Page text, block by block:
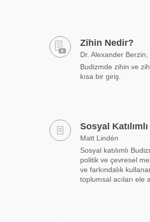
Zihin Nedir?
Dr. Alexander
Budizmde zihin ve
kısa bir giriş.
Sosyal
Matt Lindén
Sosyal katılımlı
politik ve çevresel
ve farkındalık
toplumsal acıları ele